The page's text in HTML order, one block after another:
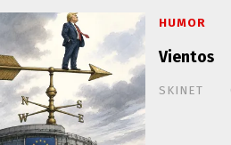
Vientos
SKINET
HUMOR